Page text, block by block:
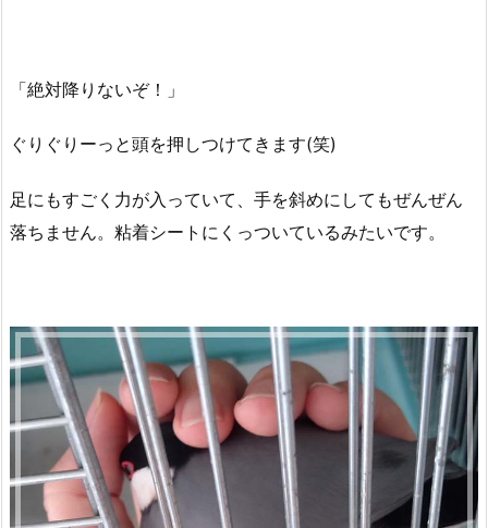
「絶対降りないぞ！」
ぐりぐりーっと頭を押しつけてきます(笑)
足にもすごく力が入っていて、手を斜めにしてもぜんぜん
落ちません。粘着シートにくっついているみたいです。